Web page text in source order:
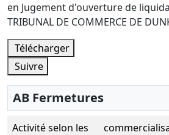
en Jugement d'ouverture de
TRIBUNAL DE COMMERCE DE
Télécharger
Suivre
AB Fermetures
Activité selon les